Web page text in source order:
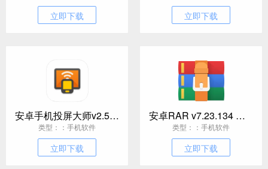
立即下载 立即下载
安卓手机投屏大师v2.5.2 高级版
类型：：手机软件
立即下载
安卓RAR v7.23.134 订阅版
类型：：手机软件
立即下载